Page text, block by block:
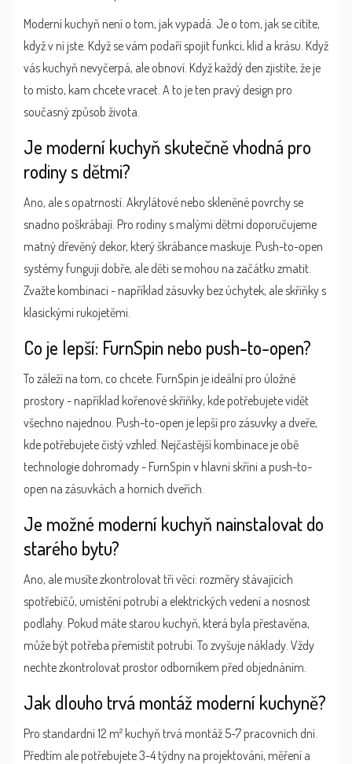
Moderní kuchyň není o tom, jak vypadá. Je o tom, jak se cítíte,
když v ní jste. Když se vám podaří spojit funkci, klid a krásu. Když
vás kuchyň nevyčerpá, ale obnoví. Když každý den zjistíte, že je
to místo, kam chcete vracet. A to je ten pravý design pro
současný způsob života.
Je moderní kuchyň skutečně vhodná pro
rodiny s dětmi?
Ano, ale s opatrností. Akrylátové nebo skleněné povrchy se
snadno poškrábají. Pro rodiny s malými dětmi doporučujeme
matný dřevěný dekor, který škrábance maskuje. Push-to-open
systémy fungují dobře, ale děti se mohou na začátku zmatit.
Zvažte kombinaci - například zásuvky bez úchytek, ale skříňky s
klasickými rukojetěmi.
Co je lepší: FurnSpin nebo push-to-open?
To záleží na tom, co chcete. FurnSpin je ideální pro úložné
prostory - například kořenové skříňky, kde potřebujete vidět
všechno najednou. Push-to-open je lepší pro zásuvky a dveře,
kde potřebujete čistý vzhled. Nejčastější kombinace je obě
technologie dohromady - FurnSpin v hlavní skříni a push-to-
open na zásuvkách a horních dveřích.
Je možné moderní kuchyň nainstalovat do
starého bytu?
Ano, ale musíte zkontrolovat tři věci: rozměry stávajících
spotřebičů, umístění potrubí a elektrických vedení a nosnost
podlahy. Pokud máte starou kuchyň, která byla přestavěna,
může být potřeba přemístit potrubí. To zvyšuje náklady. Vždy
nechte zkontrolovat prostor odborníkem před objednáním.
Jak dlouho trvá montáž moderní kuchyně?
Pro standardní 12 m² kuchyň trvá montáž 5-7 pracovních dní.
Předtím ale potřebujete 3-4 týdny na projektování, měření a